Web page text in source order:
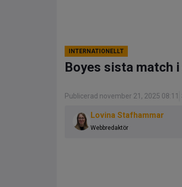
INTERNATIONELLT
Boyes sista match
Publicerad november 21, 2025 08:11
Lovina Stafhammar
Webbredaktör